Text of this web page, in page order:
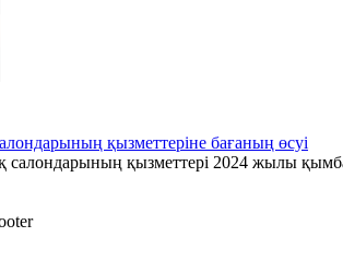
қызметтеріне бағаның өсуі
салондарының қызметтері 2024 жылы